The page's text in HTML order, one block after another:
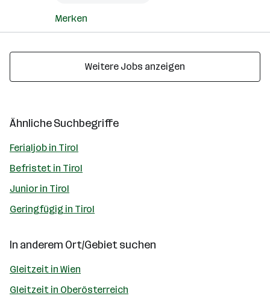
Merken
Weitere Jobs anzeigen
Ähnliche Suchbegriffe
Ferialjob in Tirol
Befristet in Tirol
Junior in Tirol
Geringfügig in Tirol
In anderem Ort/Gebiet suchen
Gleitzeit in Wien
Gleitzeit in Oberösterreich